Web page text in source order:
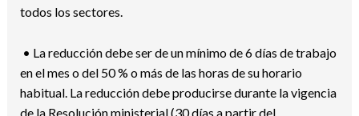
todos los sectores.
• La reducción debe ser de un mínimo de 6 días de trabajo
en el mes o del 50 % o más de las horas de su horario
habitual. La reducción debe producirse durante la vigencia
de la Resolución ministerial (30 días a partir del